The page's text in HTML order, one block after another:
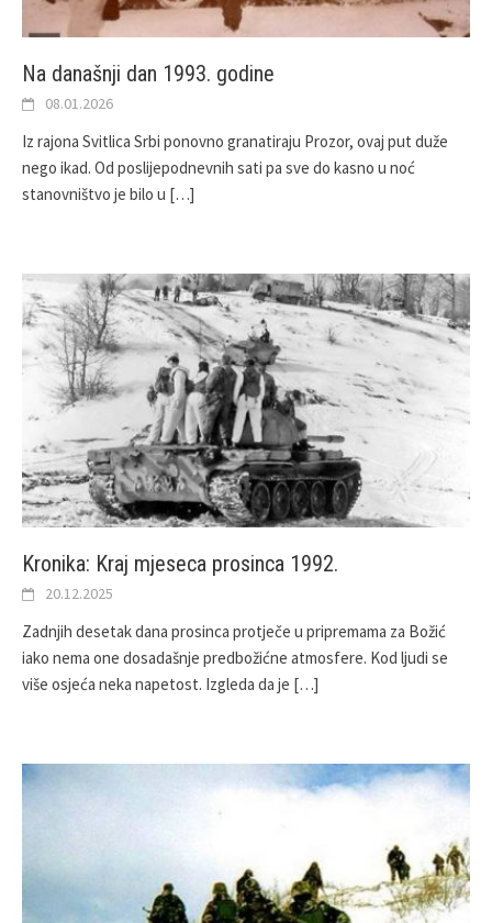
Na današnji dan 1993. godine
08.01.2026
Iz rajona Svitlica Srbi ponovno granatiraju Prozor, ovaj put duže
nego ikad. Od poslijepodnevnih sati pa sve do kasno u noć
stanovništvo je bilo u […]
Kronika: Kraj mjeseca prosinca 1992.
20.12.2025
Zadnjih desetak dana prosinca protječe u pripremama za Božić
iako nema one dosadašnje predbožićne atmosfere. Kod ljudi se
više osjeća neka napetost. Izgleda da je […]